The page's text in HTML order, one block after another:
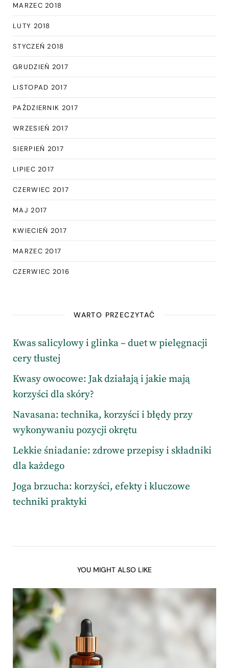
MARZEC 2018
LUTY 2018
STYCZEŃ 2018
GRUDZIEŃ 2017
LISTOPAD 2017
PAŹDZIERNIK 2017
WRZESIEŃ 2017
SIERPIEŃ 2017
LIPIEC 2017
CZERWIEC 2017
MAJ 2017
KWIECIEŃ 2017
MARZEC 2017
CZERWIEC 2016
WARTO PRZECZYTAĆ
Kwas salicylowy i glinka – duet w pielęgnacji
cery tłustej
Kwasy owocowe: Jak działają i jakie mają
korzyści dla skóry?
Navasana: technika, korzyści i błędy przy
wykonywaniu pozycji okrętu
Lekkie śniadanie: zdrowe przepisy i składniki
dla każdego
Joga brzucha: korzyści, efekty i kluczowe
techniki praktyki
YOU MIGHT ALSO LIKE